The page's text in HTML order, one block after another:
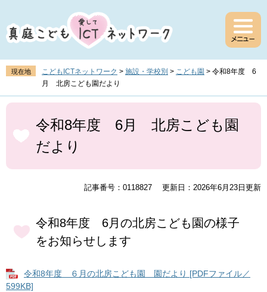
ジ
の
頭
す
。
ュ
ー
飛
し
て
現在地 こどもICTネットワーク > 施設・学校別 > こども園 > 令和8年度 6
月 北房こども園だより
本
令和8年度 6月 北房こども園
だより
記事番号：0118827 更新日：2026年6月23日更新
令和8年度 6月の北房こども園の様子
をお知らせします
令和8年度 ６月の北房こども園 園だより [PDFファイル／
599KB]